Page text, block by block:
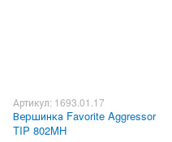
Артикул: 1693.01.17
Вершинка Favorite Aggressor
TIP 802MH